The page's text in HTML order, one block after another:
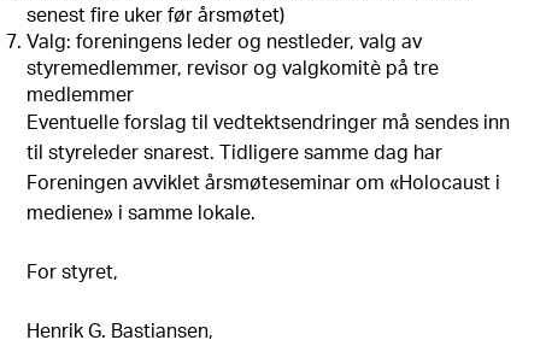
senest fire uker før årsmøtet)
Valg: foreningens leder og nestleder, valg av
styremedlemmer, revisor og valgkomitè på tre
medlemmer
Eventuelle forslag til vedtektsendringer må sendes inn
til styreleder snarest. Tidligere samme dag har
Foreningen avviklet årsmøteseminar om «Holocaust i
mediene» i samme lokale.
For styret,
Henrik G. Bastiansen,